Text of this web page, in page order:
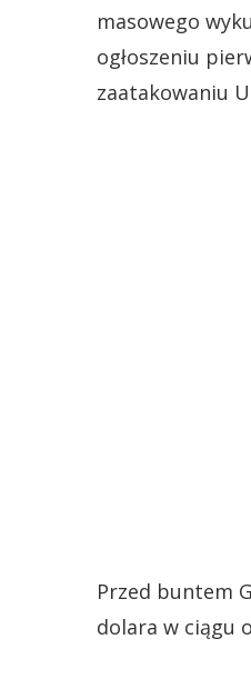
masowego
ogłoszeniu
zaatakowaniu
Przed buntem
dolara w ciągu